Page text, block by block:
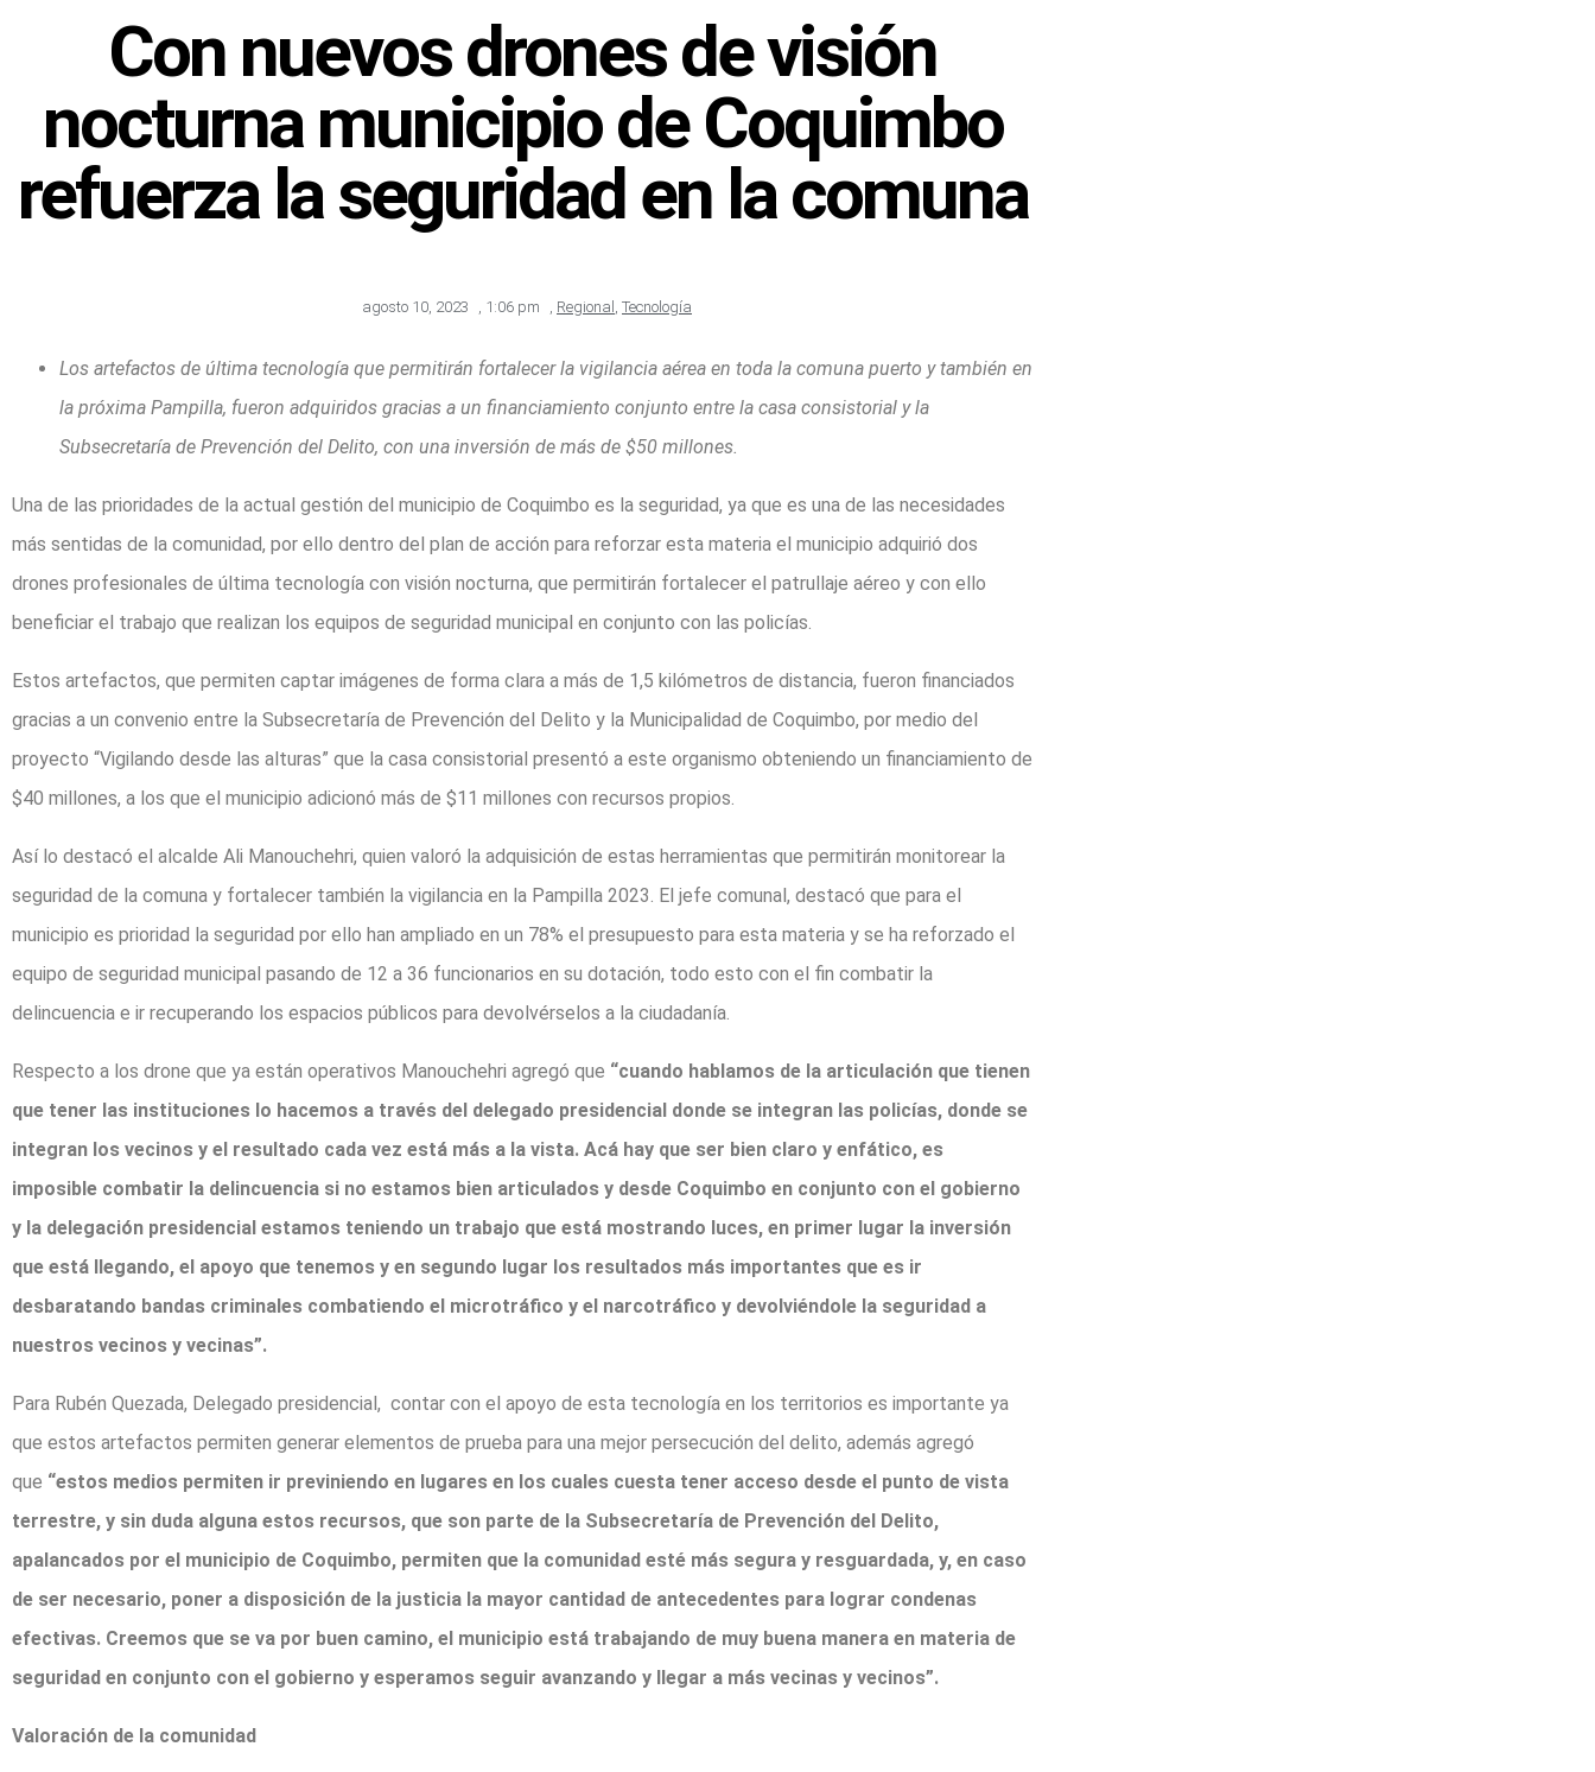
Con nuevos drones de visión
nocturna municipio de Coquimbo
refuerza la seguridad en la comuna
agosto 10, 2023 , 1:06 pm , Regional , Tecnología
Los artefactos de última tecnología que permitirán fortalecer la vigilancia aérea en toda la comuna puerto y también en
la próxima Pampilla, fueron adquiridos gracias a un financiamiento conjunto entre la casa consistorial y la
Subsecretaría de Prevención del Delito, con una inversión de más de $50 millones.
Una de las prioridades de la actual gestión del municipio de Coquimbo es la seguridad, ya que es una de las necesidades
más sentidas de la comunidad, por ello dentro del plan de acción para reforzar esta materia el municipio adquirió dos
drones profesionales de última tecnología con visión nocturna, que permitirán fortalecer el patrullaje aéreo y con ello
beneficiar el trabajo que realizan los equipos de seguridad municipal en conjunto con las policías.
Estos artefactos, que permiten captar imágenes de forma clara a más de 1,5 kilómetros de distancia, fueron financiados
gracias a un convenio entre la Subsecretaría de Prevención del Delito y la Municipalidad de Coquimbo, por medio del
proyecto “Vigilando desde las alturas” que la casa consistorial presentó a este organismo obteniendo un financiamiento de
$40 millones, a los que el municipio adicionó más de $11 millones con recursos propios.
Así lo destacó el alcalde Ali Manouchehri, quien valoró la adquisición de estas herramientas que permitirán monitorear la
seguridad de la comuna y fortalecer también la vigilancia en la Pampilla 2023. El jefe comunal, destacó que para el
municipio es prioridad la seguridad por ello han ampliado en un 78% el presupuesto para esta materia y se ha reforzado el
equipo de seguridad municipal pasando de 12 a 36 funcionarios en su dotación, todo esto con el fin combatir la
delincuencia e ir recuperando los espacios públicos para devolvérselos a la ciudadanía.
Respecto a los drone que ya están operativos Manouchehri agregó que “cuando hablamos de la articulación que tienen
que tener las instituciones lo hacemos a través del delegado presidencial donde se integran las policías, donde se
integran los vecinos y el resultado cada vez está más a la vista. Acá hay que ser bien claro y enfático, es
imposible combatir la delincuencia si no estamos bien articulados y desde Coquimbo en conjunto con el gobierno
y la delegación presidencial estamos teniendo un trabajo que está mostrando luces, en primer lugar la inversión
que está llegando, el apoyo que tenemos y en segundo lugar los resultados más importantes que es ir
desbaratando bandas criminales combatiendo el microtráfico y el narcotráfico y devolviéndole la seguridad a
nuestros vecinos y vecinas”.
Para Rubén Quezada, Delegado presidencial, contar con el apoyo de esta tecnología en los territorios es importante ya
que estos artefactos permiten generar elementos de prueba para una mejor persecución del delito, además agregó
que “estos medios permiten ir previniendo en lugares en los cuales cuesta tener acceso desde el punto de vista
terrestre, y sin duda alguna estos recursos, que son parte de la Subsecretaría de Prevención del Delito,
apalancados por el municipio de Coquimbo, permiten que la comunidad esté más segura y resguardada, y, en caso
de ser necesario, poner a disposición de la justicia la mayor cantidad de antecedentes para lograr condenas
efectivas. Creemos que se va por buen camino, el municipio está trabajando de muy buena manera en materia de
seguridad en conjunto con el gobierno y esperamos seguir avanzando y llegar a más vecinas y vecinos”.
Valoración de la comunidad